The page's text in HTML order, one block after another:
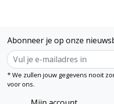
Abonneer je op onze
* We zullen jouw gegevens nooit
voor ons.